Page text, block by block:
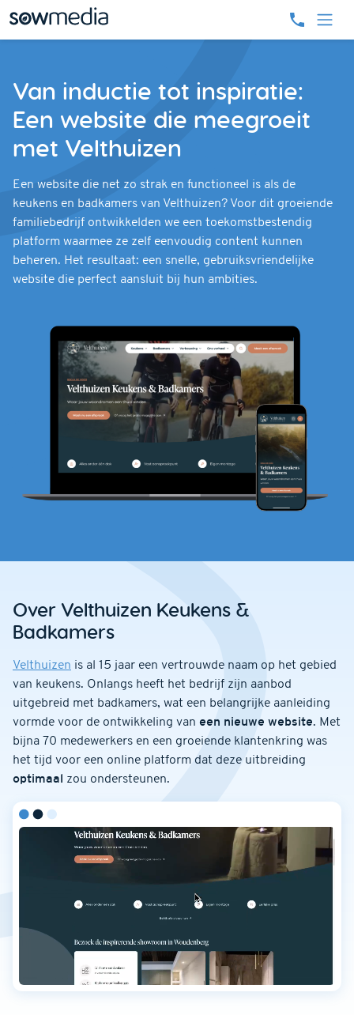
Van inductie tot inspiratie:
Een website die meegroeit
met Velthuizen
Een website die net zo strak en functioneel is als de
keukens en badkamers van Velthuizen? Voor dit groeiende
familiebedrijf ontwikkelden we een toekomstbestendig
platform waarmee ze zelf eenvoudig content kunnen
beheren. Het resultaat: een snelle, gebruiksvriendelijke
website die perfect aansluit bij hun ambities.
Over Velthuizen Keukens &
Badkamers
Velthuizen is al 15 jaar een vertrouwde naam op het gebied
van keukens. Onlangs heeft het bedrijf zijn aanbod
uitgebreid met badkamers, wat een belangrijke aanleiding
vormde voor de ontwikkeling van een nieuwe website. Met
bijna 70 medewerkers en een groeiende klantenkring was
het tijd voor een online platform dat deze uitbreiding
optimaal zou ondersteunen.